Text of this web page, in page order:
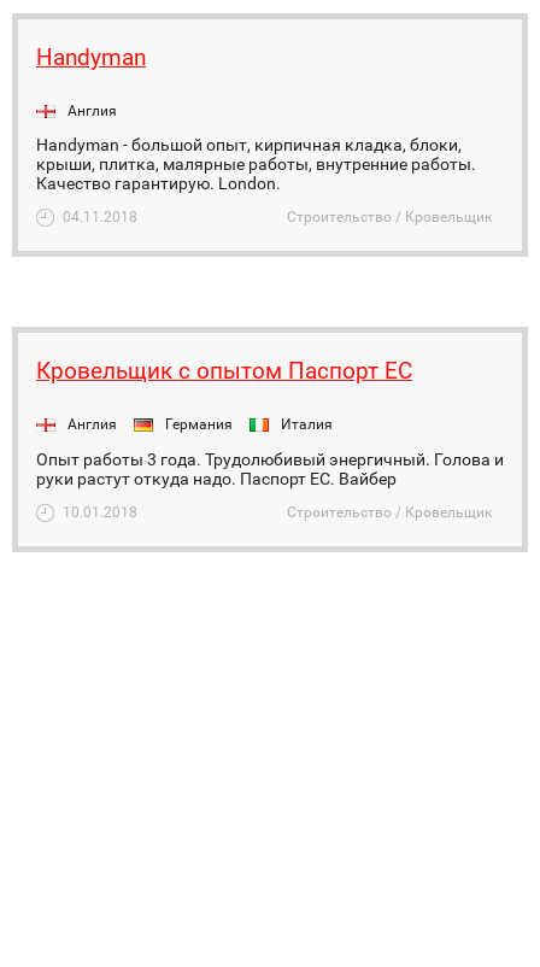
Handyman
Англия
Handyman - большой опыт, кирпичная кладка, блоки,
крыши, плитка, малярные работы, внутренние работы.
Качество гарантирую. London.
04.11.2018 Строительство / Кровельщик
Кровельщик с опытом Паспорт ЕС
Англия Германия Италия
Опыт работы 3 года. Трудолюбивый энергичный. Голова и
руки растут откуда надо. Паспорт ЕС. Вайбер
10.01.2018 Строительство / Кровельщик